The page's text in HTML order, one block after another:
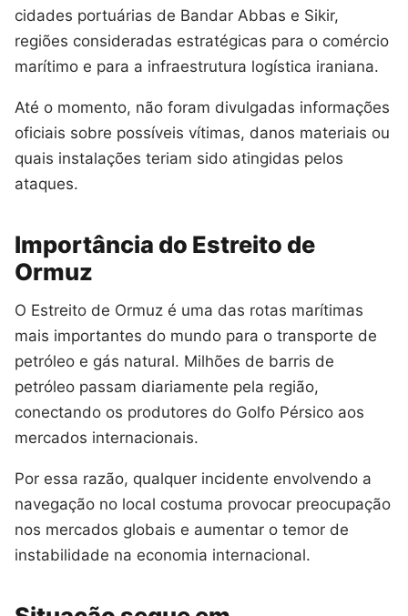
cidades portuárias de Bandar Abbas e Sikir,
regiões consideradas estratégicas para o comércio
marítimo e para a infraestrutura logística iraniana.
Até o momento, não foram divulgadas informações
oficiais sobre possíveis vítimas, danos materiais ou
quais instalações teriam sido atingidas pelos
ataques.
Importância do Estreito de
Ormuz
O Estreito de Ormuz é uma das rotas marítimas
mais importantes do mundo para o transporte de
petróleo e gás natural. Milhões de barris de
petróleo passam diariamente pela região,
conectando os produtores do Golfo Pérsico aos
mercados internacionais.
Por essa razão, qualquer incidente envolvendo a
navegação no local costuma provocar preocupação
nos mercados globais e aumentar o temor de
instabilidade na economia internacional.